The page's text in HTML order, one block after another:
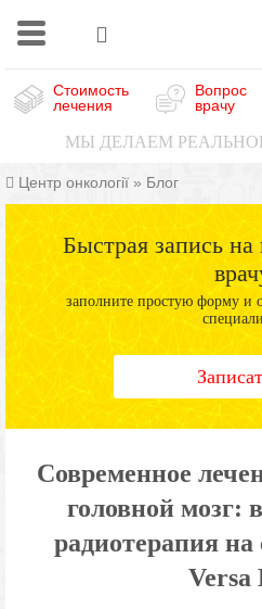
Стоимость
лечения
Вопрос
врачу
МЫ ДЕЛАЕМ
Центр онкології » Блог
Быстрая запись
заполните простую форму и
Современное
головной мозг:
радиотерапия на
Versa